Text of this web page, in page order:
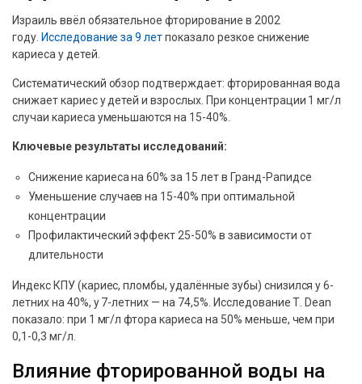
Израиль ввёл обязательное фторирование в 2002
году. Исследование за 9 летпоказало резкое снижение
кариеса у детей.
Систематический обзор подтверждает: фторированная вода
снижает кариес у детей и взрослых. При концентрации 1 мг/л
случаи кариеса уменьшаются на 15-40%.
Ключевые результаты исследований:
Снижение кариеса на 60% за 15 лет в Гранд-Рапидсе
Уменьшение случаев на 15-40% при оптимальной
концентрации
Профилактический эффект 25-50% в зависимости от
длительности
Индекс КПУ (кариес, пломбы, удалённые зубы) снизился у 6-
летних на 40%, у 7-летних — на 74,5%. Исследование Т. Dean
показало: при 1 мг/л фтора кариеса на 50% меньше, чем при
0,1-0,3 мг/л.
Влияние фторированной воды на